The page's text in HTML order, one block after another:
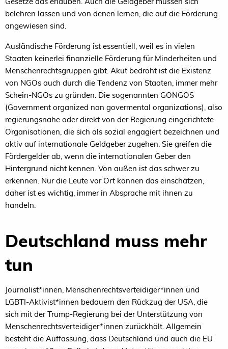
belehren lassen und von denen lernen, die auf die Förderung
angewiesen sind.
Ausländische Förderung ist essentiell, weil es in vielen
Staaten keinerlei finanzielle Förderung für Minderheiten und
Menschenrechtsgruppen gibt. Akut bedroht ist die Existenz
von NGOs auch durch die Tendenz von Staaten, immer mehr
Schein-NGOs zu gründen. Die sogenannten GONGOS
(Government organized non govermental organizations), also
regierungsnahe oder direkt von der Regierung eingerichtete
Organisationen, die sich als sozial engagiert bezeichnen und
aktiv auf internationale Geldgeber zugehen. Sie greifen die
Fördergelder ab, wenn die internationalen Geber den
Hintergrund nicht kennen. Von außen ist das schwer zu
erkennen. Nur die Leute vor Ort können das einschätzen,
daher ist es wichtig, immer in Absprache mit ihnen zu
handeln.
Deutschland muss mehr
tun
Journalist*innen, Menschenrechtsverteidiger*innen und
LGBTI-Aktivist*innen bedauern den Rückzug der USA , die
sich mit der Trump-Regierung bei der Unterstützung von
Menschenrechtsverteidiger*innen zurückhält. Allgemein
besteht die Auffassung, dass Deutschland und auch die EU